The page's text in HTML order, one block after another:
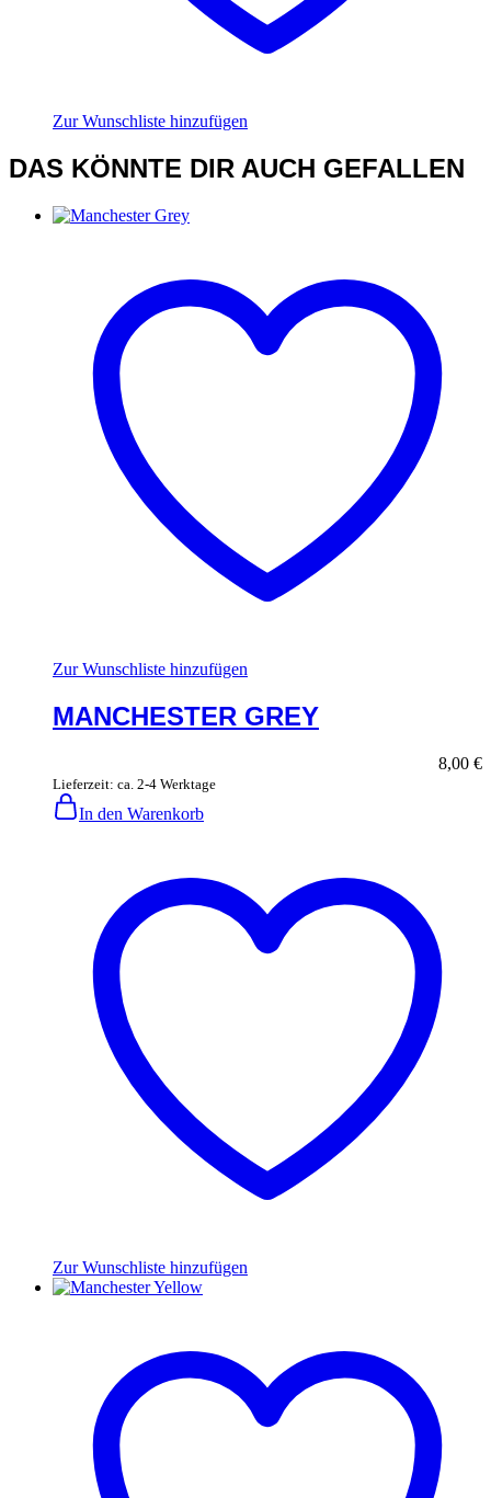
Zur Wunschliste hinzufügen
DAS KÖNNTE DIR AUCH GEFALLEN
Zur Wunschliste hinzufügen
MANCHESTER GREY
8,00 €
Lieferzeit: ca. 2-4 Werktage
In den Warenkorb
Zur Wunschliste hinzufügen